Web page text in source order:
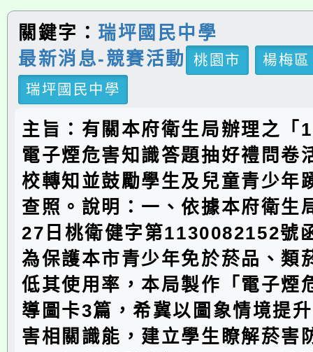
關鍵字： 瑞坪國民中學
最新消息-競賽活動
桃園市
楊梅區
瑞坪國民中學
主旨：有關本府衛生局辦理之「
電子煙危害知識答題抽好禮問卷
校轉知並鼓勵學生及兒童青少年
查照。說明：一、依據本府衛生
27日桃衛健字第1130082152號
為保護本市青少年免於菸品、類
低其使用率，本局製作「電子煙
導圖卡3篇，希冀以圖象情境提
害相關識能，建立學生瞭解菸害